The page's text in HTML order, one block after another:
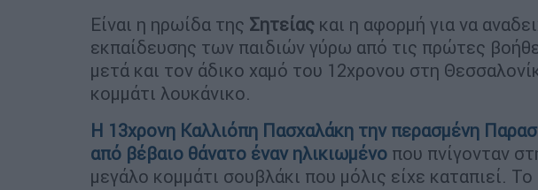
Είναι η ηρωίδα της Σητείας και η αφορμή για να
εκπαίδευσης των παιδιών γύρω από τις πρώτες
μετά και τον άδικο χαμό του 12χρονου στη
κομμάτι λουκάνικο.
Η 13χρονη Καλλιόπη Πασχαλάκη την περασμένη
από βέβαιο θάνατο έναν ηλικιωμένο που πνίγονταν
μεγάλο κομμάτι σουβλάκι που μόλις είχε καταπιεί.